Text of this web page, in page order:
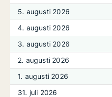
5. augusti 2026
4. augusti 2026
3. augusti 2026
2. augusti 2026
1. augusti 2026
31. juli 2026